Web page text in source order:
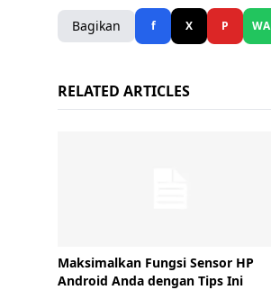
Bagikan f X P WA
RELATED ARTICLES
Maksimalkan Fungsi Sensor HP
Android Anda dengan Tips Ini